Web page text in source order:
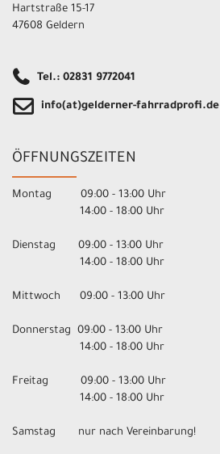
Hartstraße 15-17
47608 Geldern
Tel.: 02831 9772041
info(at)gelderner-fahrradprofi.de
ÖFFNUNGSZEITEN
Montag 09:00 - 13:00 Uhr
14:00 - 18:00 Uhr
Dienstag 09:00 - 13:00 Uhr
14:00 - 18:00 Uhr
Mittwoch 09:00 - 13:00 Uhr
Donnerstag 09:00 - 13:00 Uhr
14:00 - 18:00 Uhr
Freitag 09:00 - 13:00 Uhr
14:00 - 18:00 Uhr
Samstag nur nach Vereinbarung!